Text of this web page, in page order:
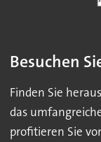
Besuchen
Finden Sie
das
profitieren Sie